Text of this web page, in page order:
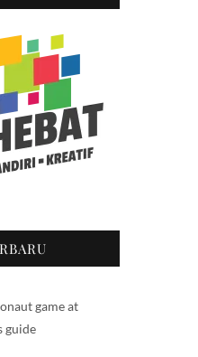
game at
guide